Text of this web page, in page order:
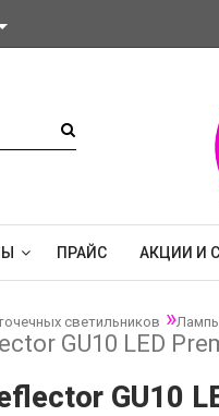
ПРАЙС АКЦИИ И
светильников
GU10 LED
GU10